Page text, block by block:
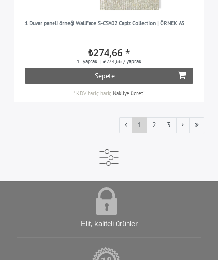
1 Duvar paneli örneği WallFace S-CSA02 Capiz Collection | ÖRNEK A5
₺274,66 *
1 yaprak | ₺274,66 / yaprak
Sepete
* KDV hariç hariç Nakliye ücreti
1 2 3
Elit, kaliteli ürünler